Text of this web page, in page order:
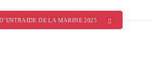
DE LA MARINE 2025